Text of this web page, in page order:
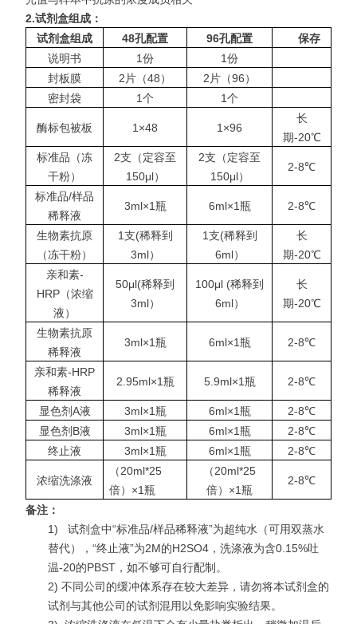
2.试剂盒组成：
试剂盒组成
48孔配置 96孔配置
保存
说明书
1份
1份
封板膜
2片（48）
2片（96）
密封袋
1个 1个
酶标包被板 1×48 1×96
长
期-20℃
标准品（冻
干粉）
2支（定容至
150μl）
2支（定容至
150μl）
2-8℃
标准品/样品
稀释液
3ml×1瓶 6ml×1瓶 2-8℃
生物素抗原
（冻干粉）
1支(稀释到
3ml）
1支(稀释到
6ml）
长
期-20℃
亲和素-
HRP（浓缩
液）
50μl(稀释到
3ml）
100μl (稀释到
6ml）
长
期-20℃
生物素抗原
稀释液
3ml×1瓶 6ml×1瓶 2-8℃
亲和素-HRP
稀释液
2.95ml×1瓶 5.9ml×1瓶 2-8℃
显色剂A液 3ml×1瓶 6ml×1瓶
2-8℃
显色剂B液
3ml×1瓶 6ml×1瓶
2-8℃
终止液
3ml×1瓶 6ml×1瓶 2-8℃
浓缩洗涤液
（20ml*25
倍）×1瓶
（20ml*25
倍）×1瓶
2-8℃
备注：
1)
试剂盒中“标准品/样品稀释液”为超纯水（可用双蒸水
替代），“终止液”为2M的H2SO4，洗涤液为含0.15%吐
温-20的PBST，如不够可自行配制。
2) 不同公司的缓冲体系存在较大差异，请勿将本试剂盒的
试剂与其他公司的试剂混用以免影响实验结果。